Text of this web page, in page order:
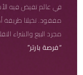
في عالم تفيض فيه
مفقود. تخيلنا طريقة
مجرد البيع والشراء
“فرصة بارتر”